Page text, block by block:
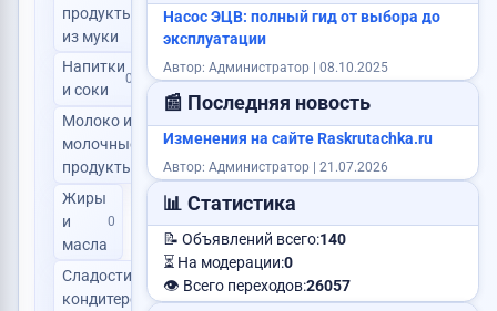
продукты
из муки
Напитки
и соки
0
Молоко и
молочные
продукты
Жиры
и
масла
0
Сладости,
кондитерские0
Насос ЭЦВ: полный гид от выбора до
эксплуатации
Автор: Администратор | 08.10.2025
📰 Последняя новость
Изменения на сайте Raskrutachka.ru
Автор: Администратор | 21.07.2026
📊 Статистика
📝 Объявлений всего:140
⏳ На модерации:0
👁️ Всего переходов:26057